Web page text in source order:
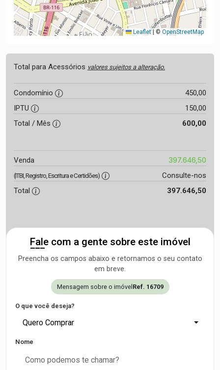
Leaflet © OpenStreetMap
Total para Acessórios valores sujeitos a alteração.
Condomínio
450,00
IPTU
150,00
Total / Mês
600,00
Venda 397.646,50
(ITBI, Registro, Escritura e Certidões)
Consulte-nos
Total
397.646,50
Fale com a gente sobre este imóvel
Preencha os campos abaixo e retornamos o seu contato
em breve.
Mensagem sobre o imóvel Ref. 16709
O que você deseja?
Quero Comprar
Nome